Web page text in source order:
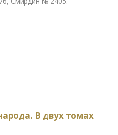
В двух томах